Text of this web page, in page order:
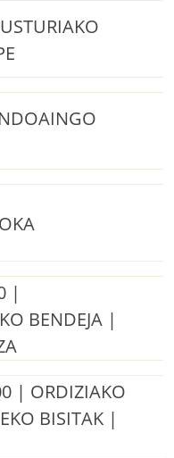
|
BENDEJA |
| ORDIZIAKO
BISITAK |